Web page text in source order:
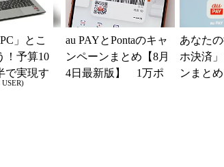
」とこ
！予算10
で実現す
イフ
USER)
au PAYとPontaのキャ
ンペーンまとめ【8月
4日最新版】 1万ポ
あなた
ホ決済
ンまと